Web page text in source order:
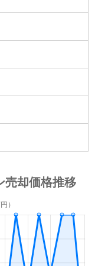
あいの里教育大
あいの里教育大
あいの里公園
麻生